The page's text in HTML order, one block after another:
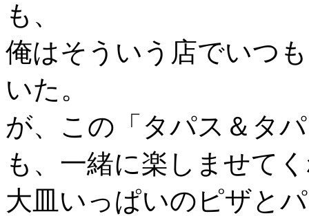
も、
俺はそういう店でいつ
いた。
が、この「タパス＆タ
も、一緒に楽しませて
大皿いっぱいのピザと